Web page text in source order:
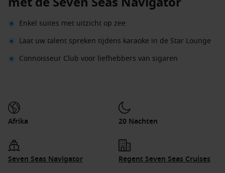
Enkel suites met uitzicht op zee
Laat uw talent spreken tijdens karaoke in de Star Lounge
Connoisseur Club voor liefhebbers van sigaren
Afrika 20 Nachten
Seven Seas Navigator Regent Seven Seas Cruises